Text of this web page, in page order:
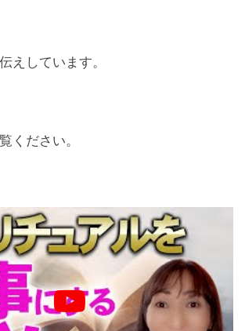
えしています。
ください。